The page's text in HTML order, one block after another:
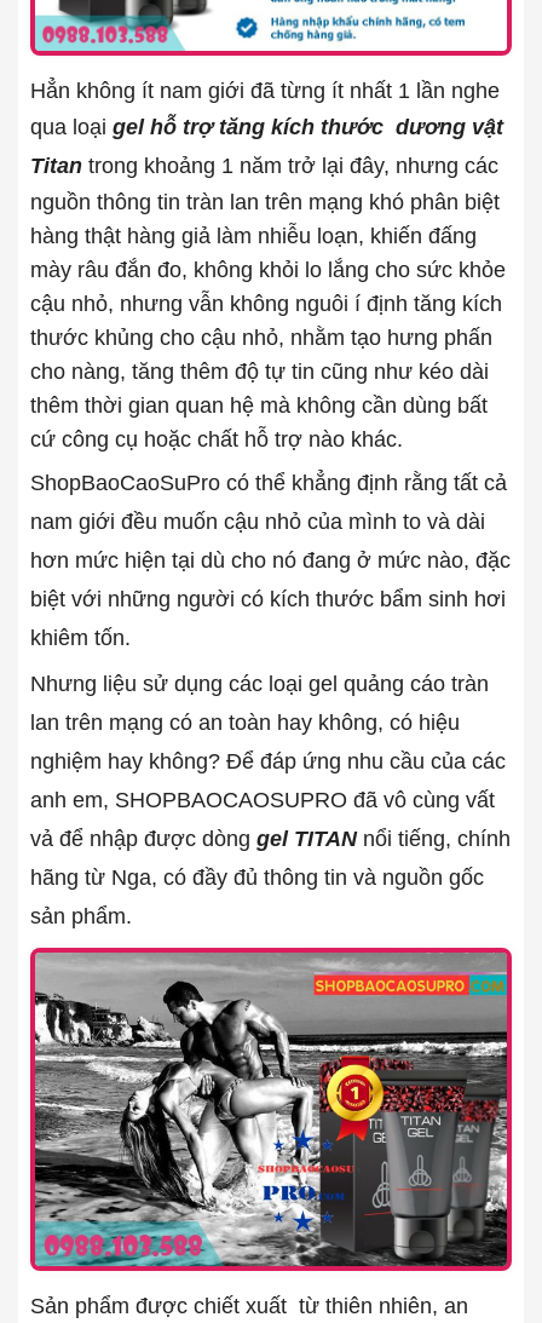
Hẳn không ít nam giới đã từng ít nhất 1 lần nghe
qua loại gel hỗ trợ tăng kích thước dương vật
Titan trong khoảng 1 năm trở lại đây, nhưng các
nguồn thông tin tràn lan trên mạng khó phân biệt
hàng thật hàng giả làm nhiễu loạn, khiến đấng
mày râu đắn đo, không khỏi lo lắng cho sức khỏe
cậu nhỏ, nhưng vẫn không nguôi í định tăng kích
thước khủng cho cậu nhỏ, nhằm tạo hưng phấn
cho nàng, tăng thêm độ tự tin cũng như kéo dài
thêm thời gian quan hệ mà không cần dùng bất
cứ công cụ hoặc chất hỗ trợ nào khác.
ShopBaoCaoSuPro có thể khẳng định rằng tất cả
nam giới đều muốn cậu nhỏ của mình to và dài
hơn mức hiện tại dù cho nó đang ở mức nào, đặc
biệt với những người có kích thước bẩm sinh hơi
khiêm tốn.
Nhưng liệu sử dụng các loại gel quảng cáo tràn
lan trên mạng có an toàn hay không, có hiệu
nghiệm hay không? Để đáp ứng nhu cầu của các
anh em, SHOPBAOCAOSUPRO đã vô cùng vất
vả để nhập được dòng gel TITANnổi tiếng, chính
hãng từ Nga, có đầy đủ thông tin và nguồn gốc
sản phẩm.
Sản phẩm được chiết xuất từ thiên nhiên, an